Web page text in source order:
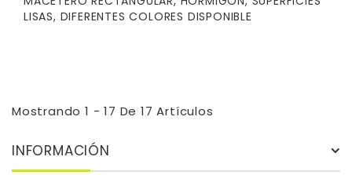
LISAS, DIFERENTES COLORES DISPONIBLE
Mostrando 1 - 17 De 17 Artículos
INFORMACIÓN